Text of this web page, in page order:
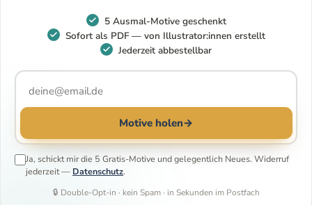
5 Ausmal-Motive geschenkt
Sofort als PDF — von Illustrator:innen erstellt
Jederzeit abbestellbar
Motive holen→
Ja, schickt mir die 5 Gratis-Motive und gelegentlich Neues. Widerruf
jederzeit — Datenschutz.
🔒 Double-Opt-in · kein Spam · in Sekunden im Postfach